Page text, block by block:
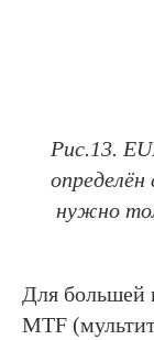
Рис.13.
нужно
Для большей
MTF